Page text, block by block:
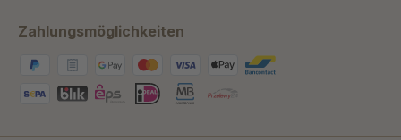
Zahlungsmöglichkeiten